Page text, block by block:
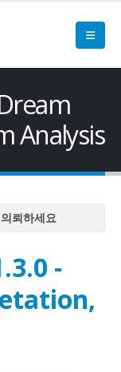
Analysis
뢰하세요
뢰하세요
뢰하세요
뢰하세요
-